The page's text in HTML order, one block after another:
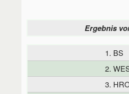
Ergebnis
1. BS
2.
3.